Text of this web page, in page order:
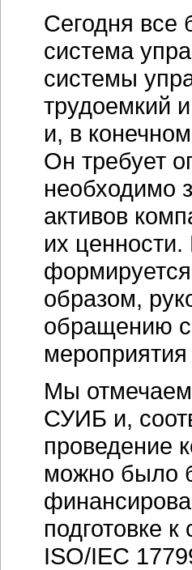
Сегодня все
система
системы
трудоемкий
и, в
Он требует
необходимо
активов
их ценности.
образом,
обращению с
Мы отмечаем
СУИБ и,
проведение
можно было
подготовке
ISO/IEC